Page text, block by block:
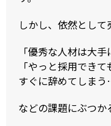
しかし、依然とし
「優秀な人材は大
「やっと採用できて
すぐに辞めてしま
などの課題にぶつか